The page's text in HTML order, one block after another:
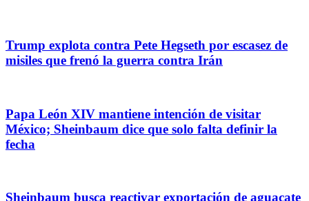
Trump explota contra Pete Hegseth por escasez de
misiles que frenó la guerra contra Irán
Papa León XIV mantiene intención de visitar
México; Sheinbaum dice que solo falta definir la
fecha
Sheinbaum busca reactivar exportación de aguacate